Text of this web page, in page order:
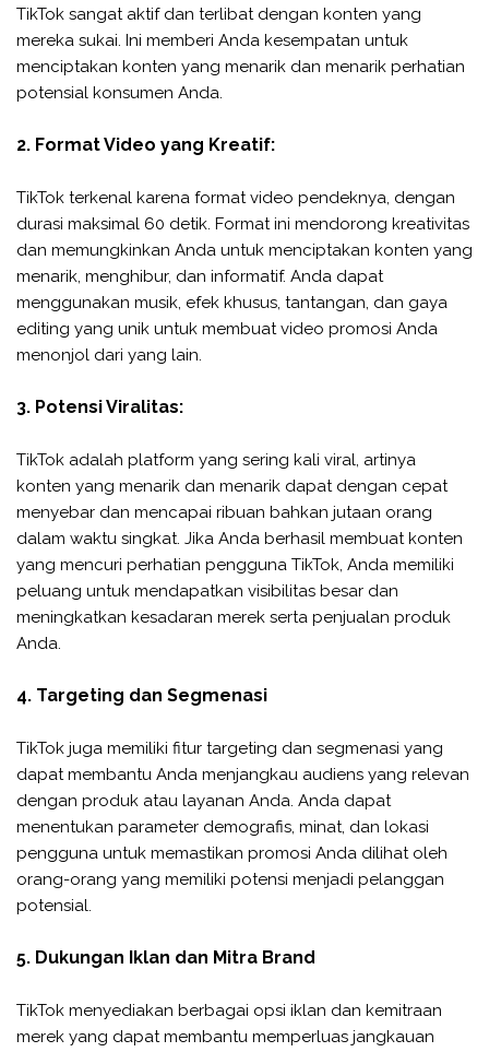
TikTok sangat aktif dan terlibat dengan konten yang
mereka sukai. Ini memberi Anda kesempatan untuk
menciptakan konten yang menarik dan menarik perhatian
potensial konsumen Anda.
2. Format Video yang Kreatif:
TikTok terkenal karena format video pendeknya, dengan
durasi maksimal 60 detik. Format ini mendorong kreativitas
dan memungkinkan Anda untuk menciptakan konten yang
menarik, menghibur, dan informatif. Anda dapat
menggunakan musik, efek khusus, tantangan, dan gaya
editing yang unik untuk membuat video promosi Anda
menonjol dari yang lain.
3. Potensi Viralitas:
TikTok adalah platform yang sering kali viral, artinya
konten yang menarik dan menarik dapat dengan cepat
menyebar dan mencapai ribuan bahkan jutaan orang
dalam waktu singkat. Jika Anda berhasil membuat konten
yang mencuri perhatian pengguna TikTok, Anda memiliki
peluang untuk mendapatkan visibilitas besar dan
meningkatkan kesadaran merek serta penjualan produk
Anda.
4. Targeting dan Segmenasi
TikTok juga memiliki fitur targeting dan segmenasi yang
dapat membantu Anda menjangkau audiens yang relevan
dengan produk atau layanan Anda. Anda dapat
menentukan parameter demografis, minat, dan lokasi
pengguna untuk memastikan promosi Anda dilihat oleh
orang-orang yang memiliki potensi menjadi pelanggan
potensial.
5. Dukungan Iklan dan Mitra Brand
TikTok menyediakan berbagai opsi iklan dan kemitraan
merek yang dapat membantu memperluas jangkauan